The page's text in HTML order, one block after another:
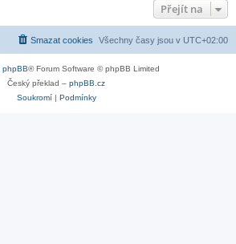
Přejít na
Všechny časy jsou v UTC+02:00
Smazat cookies
phpBB® Forum Software © phpBB Limited
Český překlad – phpBB.cz
Soukromí| Podmínky